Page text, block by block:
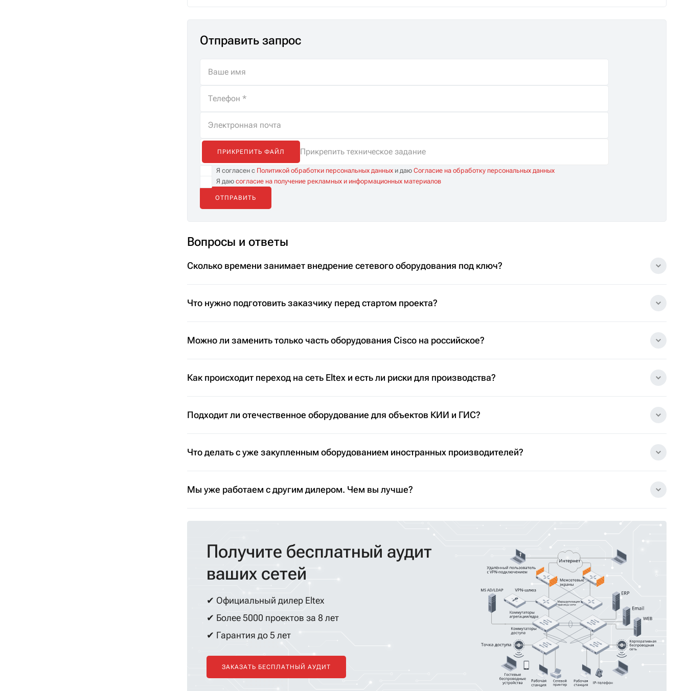
Отправить запрос
ПРИКРЕПИТЬ ФАЙЛ Прикрепить техническое задание
Я согласен с Политикой обработки персональных данных и даюСогласие на обработку персональных данных
Я даюсогласие на получение рекламных и информационных материалов
Вопросы и ответы
Сколько времени занимает внедрение сетевого оборудования под ключ?
Что нужно подготовить заказчику перед стартом проекта?
Можно ли заменить только часть оборудования Cisco на российское?
Как происходит переход на сеть Eltex и есть ли риски для производства?
Подходит ли отечественное оборудование для объектов КИИ и ГИС?
Что делать с уже закупленным оборудованием иностранных производителей?
Мы уже работаем с другим дилером. Чем вы лучше?
Получите бесплатный аудит
ваших сетей
✔ Официальный дилер Eltex
✔ Более 5000 проектов за 8 лет
✔ Гарантия до 5 лет
ЗАКАЗАТЬ БЕСПЛАТНЫЙ АУДИТ